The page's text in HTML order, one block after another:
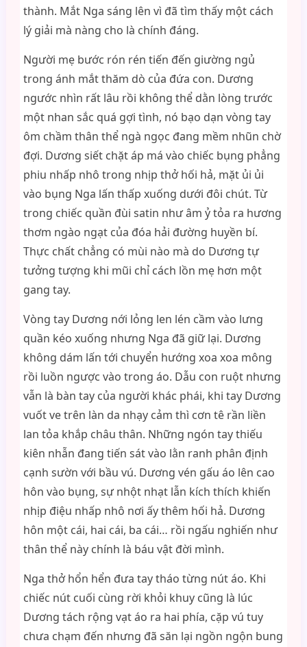
thành. Mắt Nga sáng lên vì đã tìm thấy một cách
lý giải mà nàng cho là chính đáng.
Người mẹ bước rón rén tiến đến giường ngủ
trong ánh mắt thăm dò của đứa con. Dương
ngước nhìn rất lâu rồi không thể dằn lòng trước
một nhan sắc quá gợi tình, nó bạo dạn vòng tay
ôm chầm thân thể ngà ngọc đang mềm nhũn chờ
đợi. Dương siết chặt áp má vào chiếc bụng phẳng
phiu nhấp nhô trong nhịp thở hối hả, mặt ủi ủi
vào bụng Nga lấn thấp xuống dưới đôi chút. Từ
trong chiếc quần đùi satin như âm ỷ tỏa ra hương
thơm ngào ngạt của đóa hải đường huyền bí.
Thực chất chẳng có mùi nào mà do Dương tự
tưởng tượng khi mũi chỉ cách lồn mẹ hơn một
gang tay.
Vòng tay Dương nới lỏng len lén cầm vào lưng
quần kéo xuống nhưng Nga đã giữ lại. Dương
không dám lấn tới chuyển hướng xoa xoa mông
rồi luồn ngược vào trong áo. Dẫu con ruột nhưng
vẫn là bàn tay của người khác phái, khi tay Dương
vuốt ve trên làn da nhạy cảm thì cơn tê rần liền
lan tỏa khắp châu thân. Những ngón tay thiếu
kiên nhẫn đang tiến sát vào lằn ranh phân định
cạnh sườn với bầu vú. Dương vén gấu áo lên cao
hôn vào bụng, sự nhột nhạt lẫn kích thích khiến
nhịp điệu nhấp nhô nơi ấy thêm hối hả. Dương
hôn một cái, hai cái, ba cái… rồi ngấu nghiến như
thân thể này chính là báu vật đời mình.
Nga thở hổn hển đưa tay tháo từng nút áo. Khi
chiếc nút cuối cùng rời khỏi khuy cũng là lúc
Dương tách rộng vạt áo ra hai phía, cặp vú tuy
chưa chạm đến nhưng đã săn lại ngồn ngộn bung